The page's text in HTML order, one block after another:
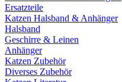
Ersatzteile
Katzen Halsband & Anhänger
Halsband
Geschirre & Leinen
Anhänger
Katzen Zubehör
Diverses Zubehör